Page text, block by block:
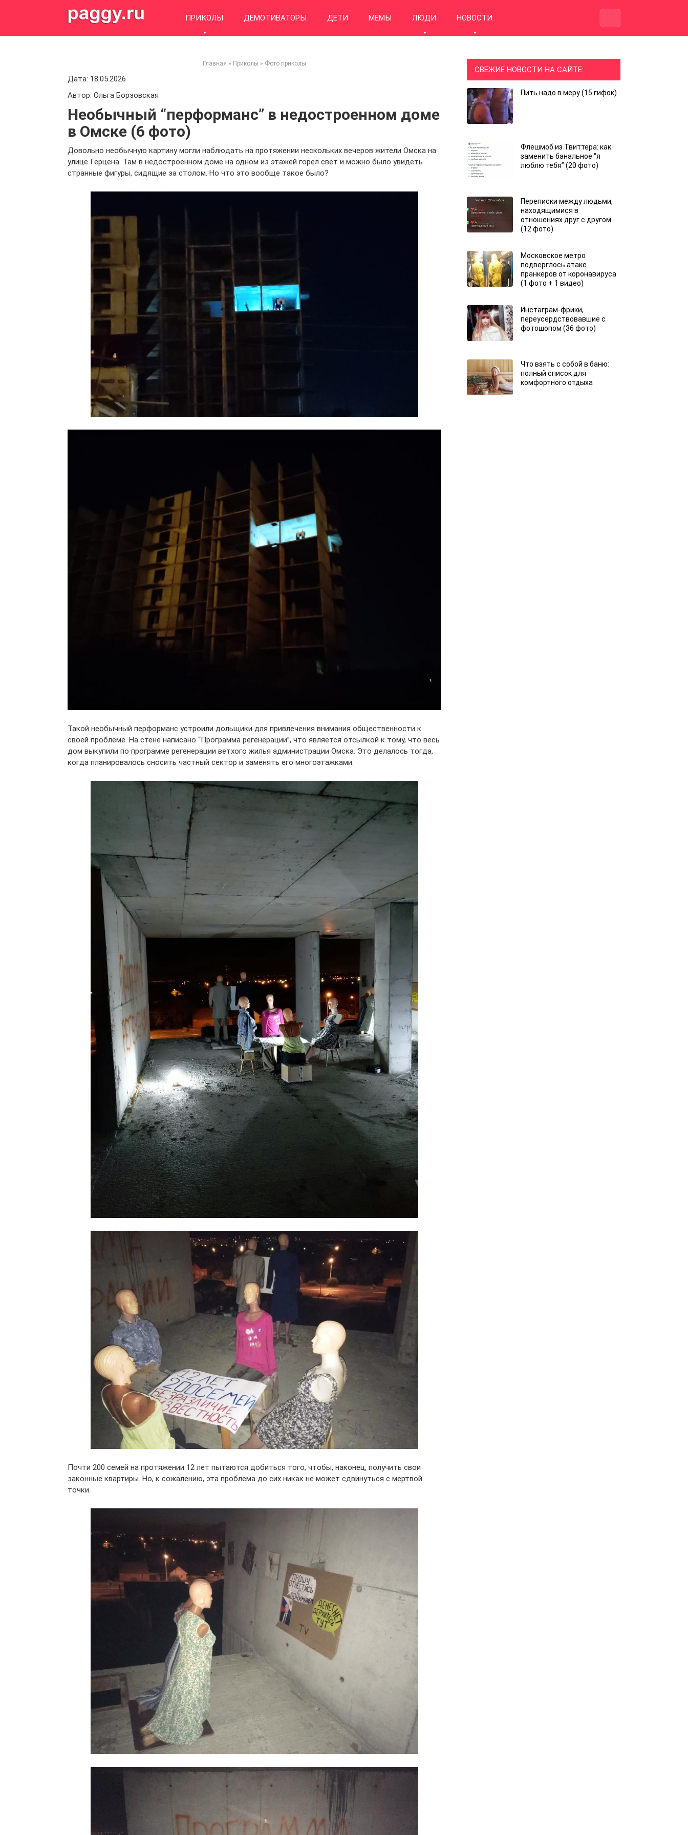
ПРИКОЛЫ ДЕМОТИВАТОРЫ ДЕТИ МЕМЫ ЛЮДИ НОВОСТИ
Главная » Приколы » Фото приколы
Дата: 18.05.2026
Автор: Ольга Борзовская
Необычный “перформанс” в недостроенном доме
в Омске (6 фото)
Довольно необычную картину могли наблюдать на протяжении нескольких вечеров жители Омска на
улице Герцена. Там в недостроенном доме на одном из этажей горел свет и можно было увидеть
странные фигуры, сидящие за столом. Но что это вообще такое было?
Такой необычный перформанс устроили дольщики для привлечения внимания общественности к
своей проблеме. На стене написано “Программа регенерации”, что является отсылкой к тому, что весь
дом выкупили по программе регенерации ветхого жилья администрации Омска. Это делалось тогда,
когда планировалось сносить частный сектор и заменять его многоэтажками.
Почти 200 семей на протяжении 12 лет пытаются добиться того, чтобы, наконец, получить свои
законные квартиры. Но, к сожалению, эта проблема до сих никак не может сдвинуться с мертвой
точки.
СВЕЖИЕ НОВОСТИ НА САЙТЕ:
Пить надо в меру (15 гифок)
Флешмоб из Твиттера: как
заменить банальное “я
люблю тебя” (20 фото)
Переписки между людьми,
находящимися в
отношениях друг с другом
(12 фото)
Московское метро
подверглось атаке
пранкеров от коронавируса
(1 фото + 1 видео)
Инстаграм-фрики,
переусердствовавшие с
фотошопом (36 фото)
Что взять с собой в баню:
полный список для
комфортного отдыха